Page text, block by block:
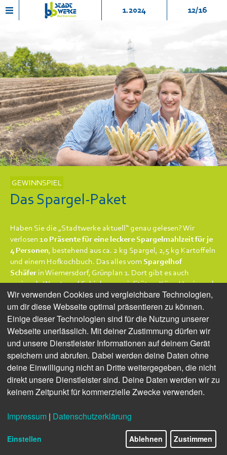
1.2024 12/16
GEWINNSPIEL
Das Spargel-Paket
Haben Sie die „Stadtwerke aktuell“ genau gelesen? Wir
verlosen 10 Präsente für eine leckere Spargelmahlzeit für je
4 Personen, bestehend aus ca. 2 kg Spargel, 2,5 kg Kartoffeln
und einem Hofkochbuch. Das alles vom Spargelhof
Schäfer in Wiemersdorf, Grünplan 1. Dort gibt es auch
regionale Wurst- und Schinkenspezialitäten, Käse, Honig und
vieles mehr. Einfach die richtige Antwort ankreuzen:
Einfach im Formular die richtige Antwort eintippen.
Wir verwenden Cookies und vergleichbare Technologien,
um dir diese Webseite optimal präsentieren zu können.
Einige dieser Technologien sind für die Nutzung unserer
Webseite unerlässlich. Mit deiner Zustimmung dürfen wir
und unsere Dienstleister Informationen auf deinem Gerät
speichern und abrufen. Dabei werden deine Daten ohne
deine Einwilligung nicht an Dritte weitergegeben, die nicht
direkt unsere Dienstleister sind. Deine Daten werden wir zu
keinem Zeitpunkt für kommerzielle Zwecke verwenden.
Impressum | Datenschutzerklärung
Einstellen Ablehnen Zustimmen